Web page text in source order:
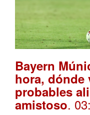
Bayern
hora, dónde
probables
amistoso.